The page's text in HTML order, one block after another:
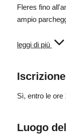
Fleres fino
ampio
in autobus:
09:20.
leggi di più
Iscrizione
Sì, entro le ore
Luogo